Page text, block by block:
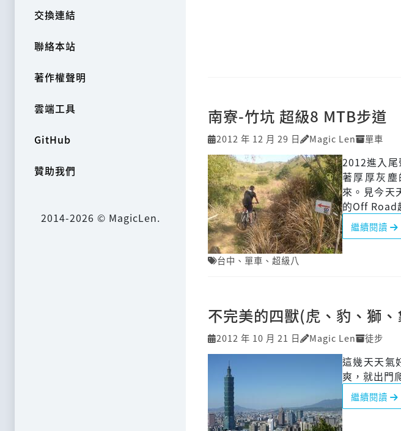
交換連結
聯絡本站
著作權聲明
雲端工具
GitHub
贊助我們
2014-2026 © MagicLen.
南寮-竹坑 超級8 MTB步道
2012 年 12 月 29 日 Magic Len 單車
2012進入
著厚厚灰
來。見今天
的Off Road
繼續閱讀
台中 、 單車 、 超級八
不完美的四獸(虎、豹、獅
2012 年 10 月 21 日 Magic Len 徒步
這幾天天氣
爽，就出門
繼續閱讀